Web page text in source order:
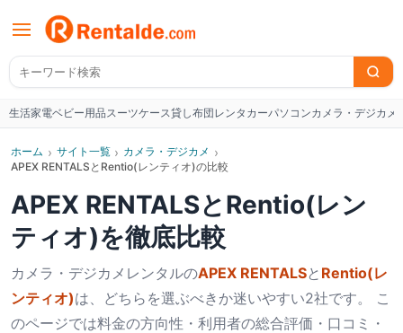
生活家電ベビー用品スーツケース貸し布団レンタカーパソコンカメラ・デジカメ
ホーム › サイト一覧 › カメラ・デジカメ ›
APEX RENTALSとRentio(レンティオ)の比較
APEX RENTALSとRentio(レン
ティオ)を徹底比較
カメラ・デジカメ レンタルのAPEX RENTALSと Rentio(レ
ンティオ)は、どちらを選ぶべきか迷いやすい2社です。 こ
のページでは料金の方向性・利用者の総合評価・口コミ・